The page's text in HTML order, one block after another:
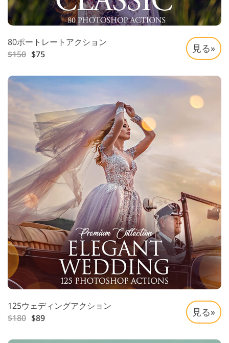
80ポートレートアクション
$150 $75
見る»
125ウェディングアクション
$180 $89
見る»